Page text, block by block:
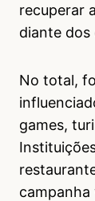
recuperar
diante
No total,
games,